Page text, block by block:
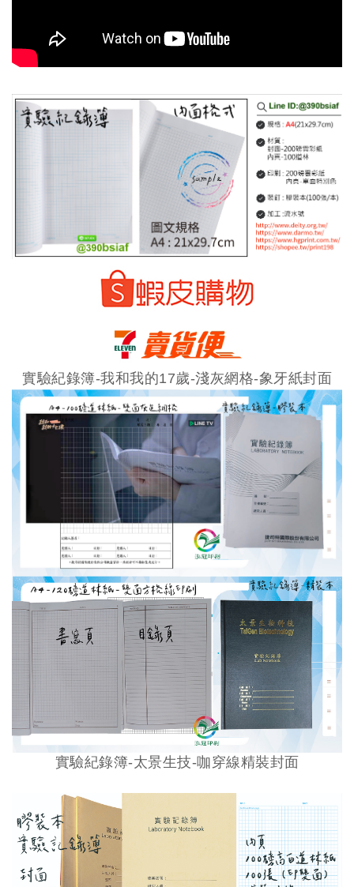
實驗紀錄簿-我和我的17歲-淺灰網格-象牙紙封面
實驗紀錄簿-太景生技-咖穿線精裝封面